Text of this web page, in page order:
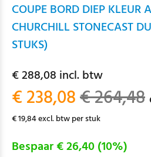
COUPE BORD DIEP KLEUR
CHURCHILL STONECAST
STUKS)
€ 288,08 incl. btw
€ 238,08€ 264,48
€ 19,84 excl. btw per stuk
Bespaar € 26,40 (10%)